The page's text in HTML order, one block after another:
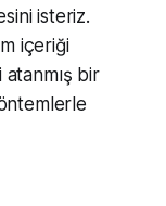
isteriz.
içeriği
atanmış bir